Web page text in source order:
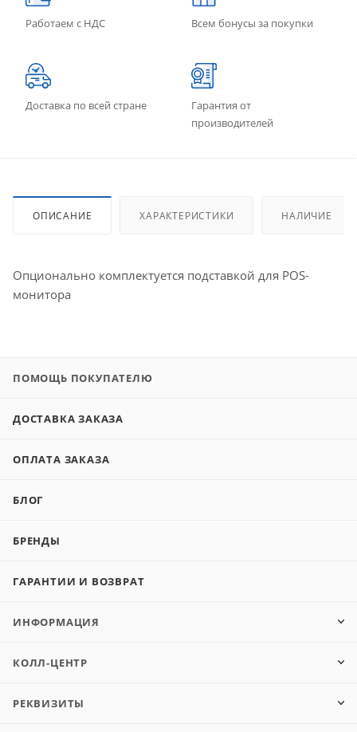
Работаем с НДС Всем бонусы за покупки
Доставка по всей стране
Гарантия от
производителей
ОПИСАНИЕ ХАРАКТЕРИСТИКИ НАЛИЧИЕ
Опционально комплектуется подставкой для POS-
монитора
ПОМОЩЬ ПОКУПАТЕЛЮ
ДОСТАВКА ЗАКАЗА
ОПЛАТА ЗАКАЗА
БЛОГ
БРЕНДЫ
ГАРАНТИИ И ВОЗВРАТ
ИНФОРМАЦИЯ
КОЛЛ-ЦЕНТР
РЕКВИЗИТЫ